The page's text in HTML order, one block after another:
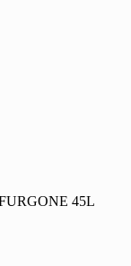
45L